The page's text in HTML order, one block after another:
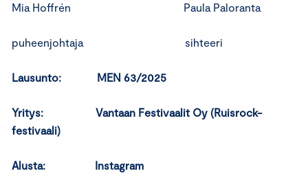
Mia Hoffrén Paula Paloranta
puheenjohtaja sihteeri
Lausunto: MEN 63/2025
Yritys: Vantaan Festivaalit Oy (Ruisrock-
festivaali)
Alusta: Instagram